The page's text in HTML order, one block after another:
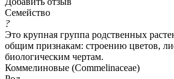
Семейство
?
Это крупная группа родственных
общим признакам: строению цветов,
биологическим чертам.
Коммелиновые (Commelinaceae)